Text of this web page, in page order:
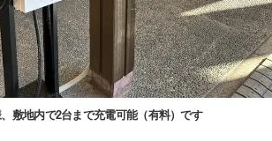
敷地内で2台まで充電可能（有料）です